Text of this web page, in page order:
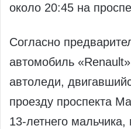
около 20:45 на
Согласно
автомобиль
автоледи,
проезду проспекта
13-летнего мальчика,